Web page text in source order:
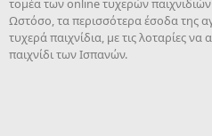
τομέα των online τυχερών
Ωστόσο, τα περισσότερα έσοδα της
τυχερά παιχνίδια, με τις λοταρίες
παιχνίδι των Ισπανών.